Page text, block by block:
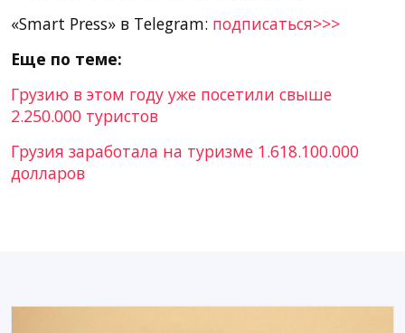
«Smart Press» в Telegram: подписаться>>>
Еще по теме:
Грузию в этом году уже посетили свыше
2.250.000 туристов
Грузия заработала на туризме 1.618.100.000
долларов